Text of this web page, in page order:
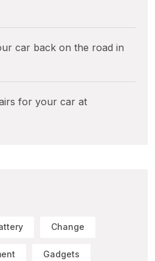
car back on the road in
for your car at
Change
Gadgets